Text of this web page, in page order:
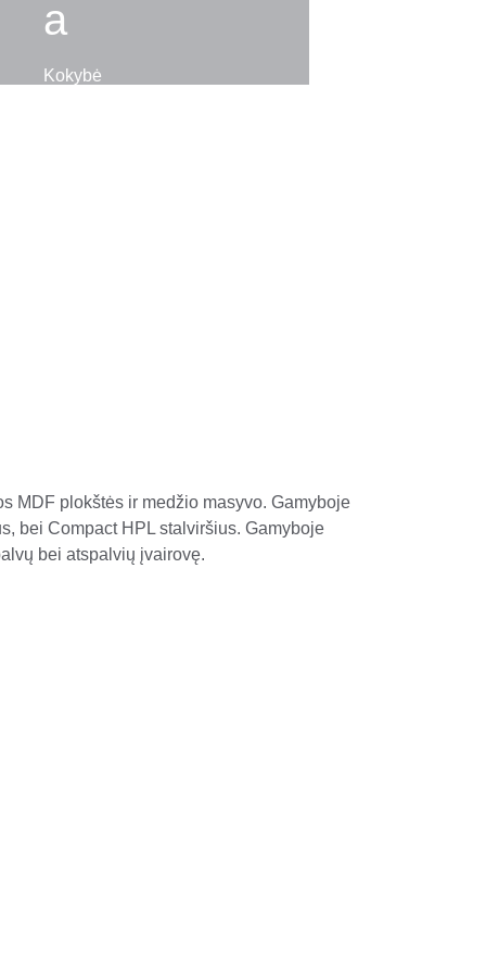
a
Kokybė
MDF plokštės ir medžio masyvo. Gamyboje
bei Compact HPL stalviršius. Gamyboje
bei atspalvių įvairovę.